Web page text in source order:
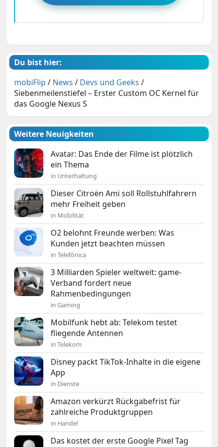
Du bist hier:
mobiFlip / News / Devs und Geeks /
Siebenmeilenstiefel – Erster Custom OC Kernel für
das Google Nexus S
Weitere Neuigkeiten
Avatar: Das Ende der Filme ist plötzlich
ein Thema
in Unterhaltung
Dieser Citroën Ami soll Rollstuhlfahrern
mehr Freiheit geben
in Mobilität
O2 belohnt Freunde werben: Was
Kunden jetzt beachten müssen
in Telefónica
3 Milliarden Spieler weltweit: game-
Verband fordert neue
Rahmenbedingungen
in Gaming
Mobilfunk hebt ab: Telekom testet
fliegende Antennen
in Telekom
Disney packt TikTok-Inhalte in die eigene
App
in Dienste
Amazon verkürzt Rückgabefrist für
zahlreiche Produktgruppen
in Handel
Das kostet der erste Google Pixel Tag